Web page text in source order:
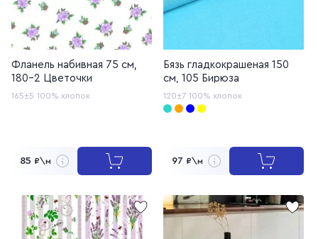
Фланель набивная 75 см,
180-2 Цветочки
165±5 100% хлопок
85 ₽\м
Бязь гладкокрашеная 150
см, 105 Бирюза
120±7 100% хлопок
97 ₽\м